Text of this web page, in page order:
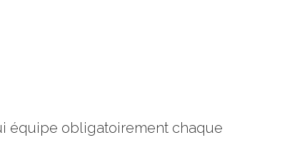
équipe obligatoirement chaque